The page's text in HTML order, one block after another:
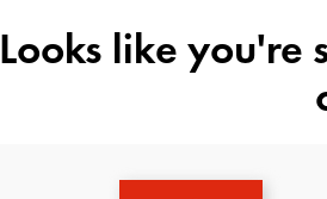
Looks like you're